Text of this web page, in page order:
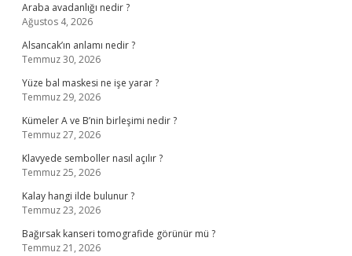
Araba avadanlığı nedir ?
Ağustos 4, 2026
Alsancak’ın anlamı nedir ?
Temmuz 30, 2026
Yüze bal maskesi ne işe yarar ?
Temmuz 29, 2026
Kümeler A ve B’nin birleşimi nedir ?
Temmuz 27, 2026
Klavyede semboller nasıl açılır ?
Temmuz 25, 2026
Kalay hangi ilde bulunur ?
Temmuz 23, 2026
Bağırsak kanseri tomografide görünür mü ?
Temmuz 21, 2026